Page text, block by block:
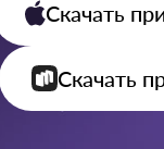
Скачать
Скачать